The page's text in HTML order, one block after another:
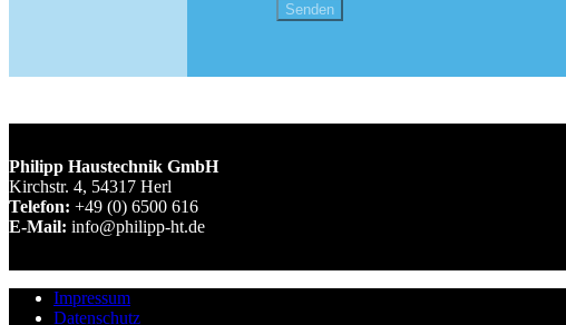
Senden
Philipp Haustechnik GmbH
Kirchstr. 4, 54317 Herl
Telefon: +49 (0) 6500 616
E-Mail: info@philipp-ht.de
Impressum
Datenschutz